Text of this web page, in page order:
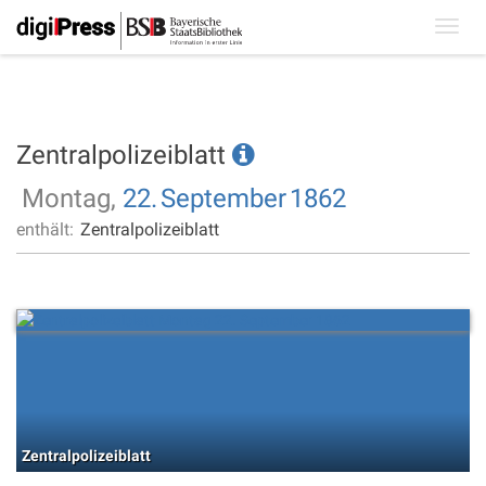
Zentralpolizeiblatt
Montag, 22.September1862
enthält: Zentralpolizeiblatt
Zentralpolizeiblatt